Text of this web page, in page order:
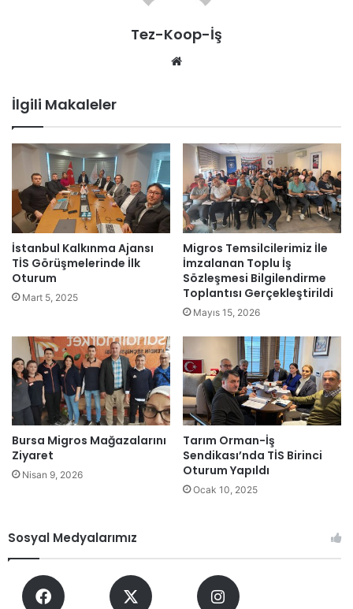
Tez-Koop-İş
İlgili Makaleler
İstanbul Kalkınma Ajansı
TİS Görüşmelerinde İlk
Oturum
Mart 5, 2025
Migros Temsilcilerimiz İle
İmzalanan Toplu İş
Sözleşmesi Bilgilendirme
Toplantısı Gerçekleştirildi
Mayıs 15, 2026
Bursa Migros Mağazalarını
Ziyaret
Nisan 9, 2026
Tarım Orman-İş
Sendikası’nda TİS Birinci
Oturum Yapıldı
Ocak 10, 2025
Sosyal Medyalarımız